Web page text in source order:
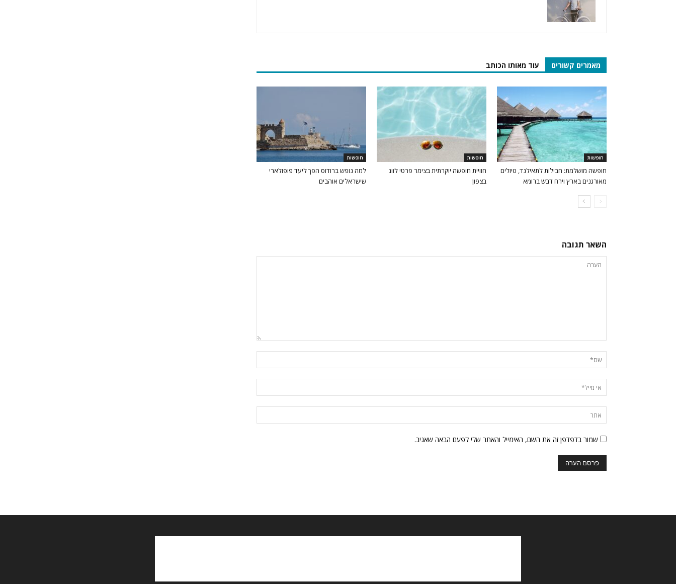
מאמרים קשורים עוד מאותו הכותב
חופשות
חופשה מושלמת: חבילות לתאילנד, טיולים
מאורגנים בארץ וירח דבש ברומא
חופשות
חוויית חופשה יוקרתית בצימר פרטי לזוג
בצפון
חופשות
למה נופש ברודוס הפך ליעד פופולארי
שישראלים אוהבים
השאר תגובה
שמור בדפדפן זה את השם, האימייל והאתר שלי לפעם הבאה שאגיב.